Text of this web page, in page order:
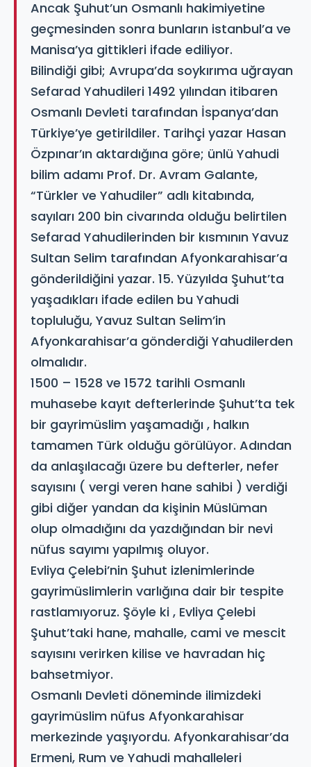
Ancak Şuhut’un Osmanlı hakimiyetine
geçmesinden sonra bunların istanbul’a ve
Manisa’ya gittikleri ifade ediliyor.
Bilindiği gibi; Avrupa’da soykırıma uğrayan
Sefarad Yahudileri 1492 yılından itibaren
Osmanlı Devleti tarafından İspanya’dan
Türkiye’ye getirildiler. Tarihçi yazar Hasan
Özpınar’ın aktardığına göre; ünlü Yahudi
bilim adamı Prof. Dr. Avram Galante,
“Türkler ve Yahudiler” adlı kitabında,
sayıları 200 bin civarında olduğu belirtilen
Sefarad Yahudilerinden bir kısmının Yavuz
Sultan Selim tarafından Afyonkarahisar’a
gönderildiğini yazar. 15. Yüzyılda Şuhut’ta
yaşadıkları ifade edilen bu Yahudi
topluluğu, Yavuz Sultan Selim’in
Afyonkarahisar’a gönderdiği Yahudilerden
olmalıdır.
1500 – 1528 ve 1572 tarihli Osmanlı
muhasebe kayıt defterlerinde Şuhut’ta tek
bir gayrimüslim yaşamadığı , halkın
tamamen Türk olduğu görülüyor. Adından
da anlaşılacağı üzere bu defterler, nefer
sayısını ( vergi veren hane sahibi ) verdiği
gibi diğer yandan da kişinin Müslüman
olup olmadığını da yazdığından bir nevi
nüfus sayımı yapılmış oluyor.
Evliya Çelebi’nin Şuhut izlenimlerinde
gayrimüslimlerin varlığına dair bir tespite
rastlamıyoruz. Şöyle ki , Evliya Çelebi
Şuhut’taki hane, mahalle, cami ve mescit
sayısını verirken kilise ve havradan hiç
bahsetmiyor.
Osmanlı Devleti döneminde ilimizdeki
gayrimüslim nüfus Afyonkarahisar
merkezinde yaşıyordu. Afyonkarahisar’da
Ermeni, Rum ve Yahudi mahalleleri